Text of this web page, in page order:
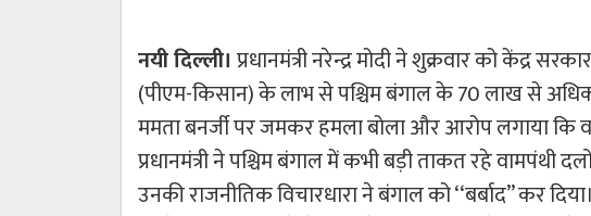
नयी दिल्ली। प्रधानमंत्री नरेन्द्र मोदी ने शुक्रवार को केंद्र
(पीएम-किसान) के लाभ से पश्चिम बंगाल के 70 लाख से
ममता बनर्जी पर जमकर हमला बोला और आरोप लगाया कि
प्रधानमंत्री ने पश्चिम बंगाल में कभी बड़ी ताकत रहे वामपंथी
उनकी राजनीतिक विचारधारा ने बंगाल को ‘‘बर्बाद’’ कर